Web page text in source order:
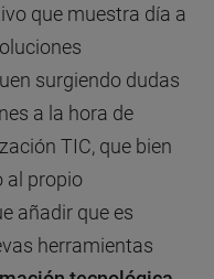
que muestra día a
surgiendo dudas
a la hora de
TIC, que bien
al propio
añadir que es
herramientas